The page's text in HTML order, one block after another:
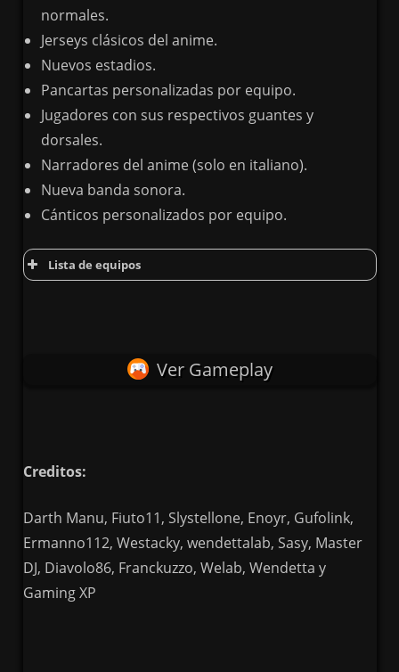
normales.
Jerseys clásicos del anime.
Nuevos estadios.
Pancartas personalizadas por equipo.
Jugadores con sus respectivos guantes y
dorsales.
Narradores del anime (solo en italiano).
Nueva banda sonora.
Cánticos personalizados por equipo.
Lista de equipos
Ver Gameplay
Creditos:
Darth Manu, Fiuto11, Slystellone, Enoyr, Gufolink,
Ermanno112, Westacky, wendettalab, Sasy, Master
DJ, Diavolo86, Franckuzzo, Welab, Wendetta y
Gaming XP